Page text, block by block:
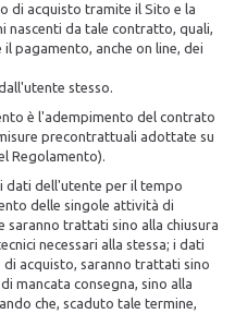
di acquisto tramite il Sito e la
nascenti da tale contratto, quali,
pagamento, anche on line, dei
stesso.
è l'adempimento del contrato
precontrattuali adottate su
Regolamento).
dati dell'utente per il tempo
delle singole attività di
trattati sino alla chiusura
necessari alla stessa; i dati
acquisto, saranno trattati sino
mancata consegna, sino alla
che, scaduto tale termine,